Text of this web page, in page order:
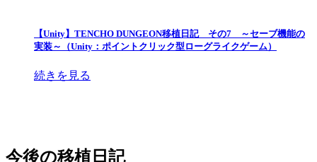
【Unity】TENCHO DUNGEON移植日記 その7 ～セーブ機能の
実装～（Unity：ポイントクリック型ローグライクゲーム）
続きを見る
今後の移植日記